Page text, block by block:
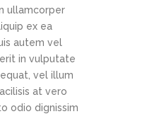
ullamcorper
ex ea
autem vel
in vulputate
vel illum
at vero
odio dignissim